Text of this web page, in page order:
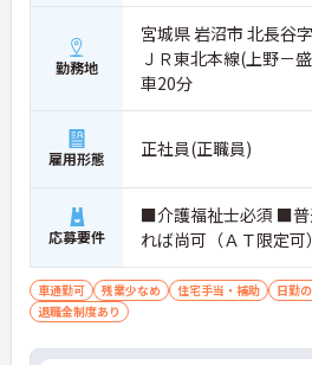
勤務地
宮城県 岩沼市 北長谷
ＪＲ東北本線(上野－
車20分
雇用形態 正社員(正職員)
応募要件
■介護福祉士必須 ■普
れば尚可（ＡＴ限定可）
車通勤可 残業少なめ 住宅手当・補助 日勤
退職金制度あり